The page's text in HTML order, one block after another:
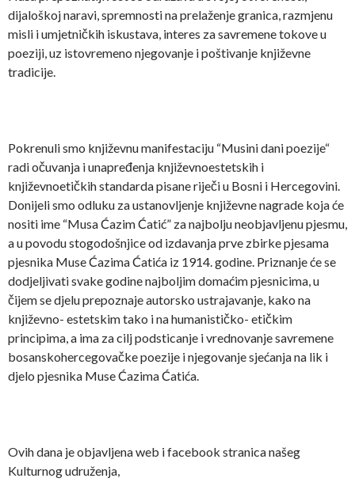
dijaloškoj naravi, spremnosti na prelaženje granica, razmjenu
misli i umjetničkih iskustava, interes za savremene tokove u
poeziji, uz istovremeno njegovanje i poštivanje književne
tradicije.
Pokrenuli smo književnu manifestaciju “Musini dani poezije“
radi očuvanja i unapređenja književnoestetskih i
književnoetičkih standarda pisane riječi u Bosni i Hercegovini.
Donijeli smo odluku za ustanovljenje književne nagrade koja će
nositi ime “Musa Ćazim Ćatić” za najbolju neobjavljenu pjesmu,
a u povodu stogodošnjice od izdavanja prve zbirke pjesama
pjesnika Muse Ćazima Ćatića iz 1914. godine. Priznanje će se
dodjeljivati svake godine najboljim domaćim pjesnicima, u
čijem se djelu prepoznaje autorsko ustrajavanje, kako na
književno- estetskim tako i na humanističko- etičkim
principima, a ima za cilj podsticanje i vrednovanje savremene
bosanskohercegovačke poezije i njegovanje sjećanja na lik i
djelo pjesnika Muse Ćazima Ćatića.
Ovih dana je objavljena web i facebook stranica našeg
Kulturnog udruženja,